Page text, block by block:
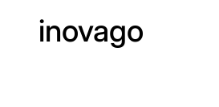
inovago